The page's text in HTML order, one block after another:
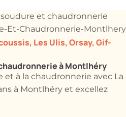
et chaudronnerie
Et-Chaudronnerie-Montlhery
à Montlhéry
Les Ulis, Orsay, Gif-
et à la chaudronnerie avec La
à Montlhéry et excellez